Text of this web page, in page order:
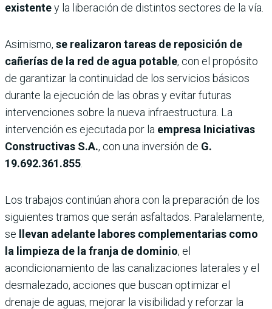
existentey la liberación de distintos sectores de la vía.
Asimismo, se realizaron tareas de reposición de
cañerías de la red de agua potable, con el propósito
de garantizar la continuidad de los servicios básicos
durante la ejecución de las obras y evitar futuras
intervenciones sobre la nueva infraestructura. La
intervención es ejecutada por la empresa Iniciativas
Constructivas S.A., con una inversión de G.
19.692.361.855
Los trabajos continúan ahora con la preparación de los
siguientes tramos que serán asfaltados. Paralelamente,
se llevan adelante labores complementarias como
la limpieza de la franja de dominio, el
acondicionamiento de las canalizaciones laterales y el
desmalezado, acciones que buscan optimizar el
drenaje de aguas, mejorar la visibilidad y reforzar la